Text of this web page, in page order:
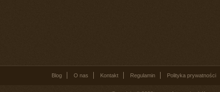
Blog O nas Kontakt Regulamin Polityka prywatności